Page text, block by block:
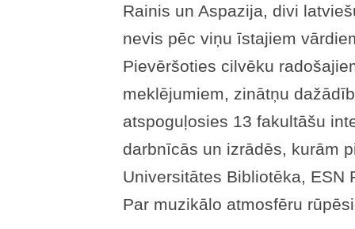
Rainis un Aspazija, divi
nevis pēc viņu īstajiem
Pievēršoties cilvēku
meklējumiem, zinātņu
atspoguļosies 13 fakultāšu
darbnīcās un izrādēs, kurām
Universitātes Bibliotēka, ESN
Par muzikālo atmosfēru